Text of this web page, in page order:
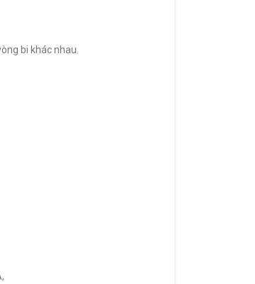
bi khác nhau.